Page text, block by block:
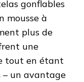
gonflables
mousse à
plus de
une
tout en étant
un avantage